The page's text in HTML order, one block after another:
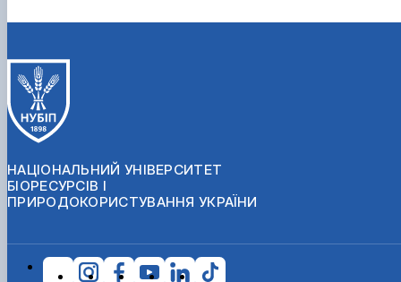
НАЦІОНАЛЬНИЙ УНІВЕРСИТЕТ
БІОРЕСУРСІВ І
ПРИРОДОКОРИСТУВАННЯ УКРАЇНИ